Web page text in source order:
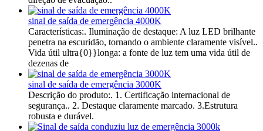
sinal de saída de emergência 4000K
Características:. Iluminação de destaque: A luz LED brilhante
penetra na escuridão, tornando o ambiente claramente visível..
Vida útil ultra{0}}longa: a fonte de luz tem uma vida útil de
dezenas de
sinal de saída de emergência 3000K
Descrição do produto:. 1. Certificação internacional de
segurança.. 2. Destaque claramente marcado. 3.Estrutura
robusta e durável.